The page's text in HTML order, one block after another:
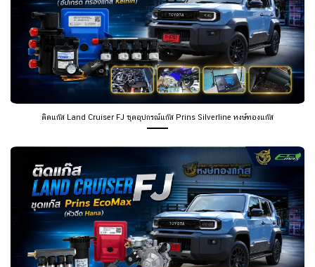
ติดแก๊ส Land Cruiser FJ ชุดอุปกรณ์แก๊ส Prins Silverline หงษ์ทองแก๊ส